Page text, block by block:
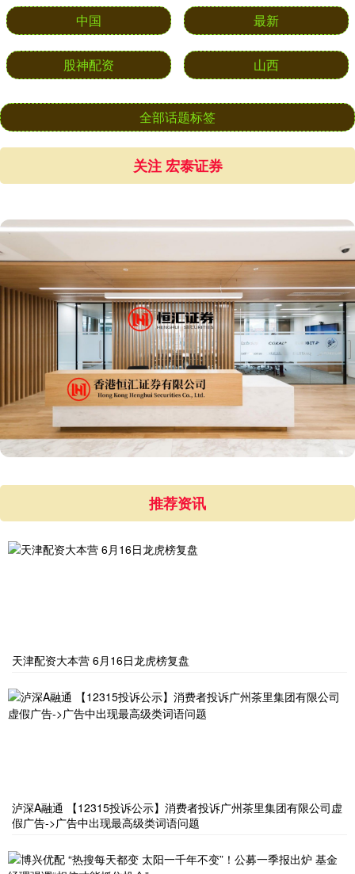
中国 最新
股神配资 山西
全部话题标签
关注 宏泰证券
推荐资讯
天津配资大本营 6月16日龙虎榜复盘
泸深A融通 【12315投诉公示】消费者投诉广州茶里集团有限公司虚
假广告->广告中出现最高级类词语问题